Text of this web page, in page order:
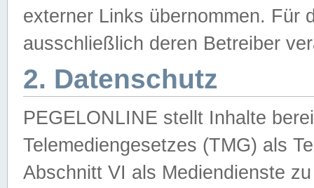
externer Links übernommen. Für
ausschließlich deren Betreiber
2. Datenschutz
PEGELONLINE stellt Inhalte
Telemediengesetzes (TMG) als
Abschnitt VI als Mediendienste